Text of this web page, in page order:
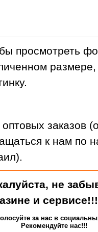
просмотреть
заказов
к нам по
не
и
за нас в
Рекомендуйте нас!!!